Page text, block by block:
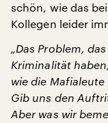
schön, wie das
Kollegen leider
„Das Problem,
Kriminalität
wie die
Gib uns den
Aber was wir